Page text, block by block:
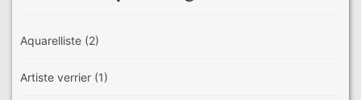
Aquarelliste (2)
Artiste verrier (1)